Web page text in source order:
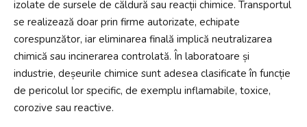
izolate de sursele de căldură sau reacții chimice. Transportul
se realizează doar prin firme autorizate, echipate
corespunzător, iar eliminarea finală implică neutralizarea
chimică sau incinerarea controlată. În laboratoare și
industrie, deșeurile chimice sunt adesea clasificate în funcție
de pericolul lor specific, de exemplu inflamabile, toxice,
corozive sau reactive.